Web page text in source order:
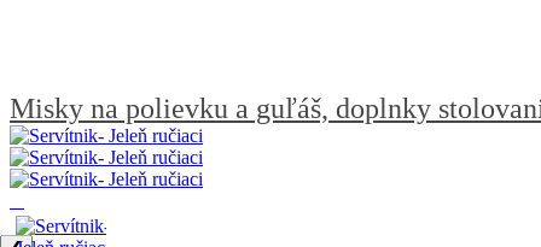
Misky na polievku a guľáš, doplnky